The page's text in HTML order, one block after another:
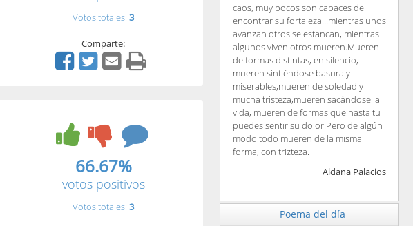
Votos totales: 3
Comparte:
66.67%
votos positivos
Votos totales: 3
caos, muy pocos son capaces de
encontrar su fortaleza...mientras unos
avanzan otros se estancan, mientras
algunos viven otros mueren.Mueren
de formas distintas, en silencio,
mueren sintiéndose basura y
miserables,mueren de soledad y
mucha tristeza,mueren sacándose la
vida, mueren de formas que hasta tu
puedes sentir su dolor.Pero de algún
modo todo mueren de la misma
forma, con trizteza.
Aldana Palacios
Poema del día